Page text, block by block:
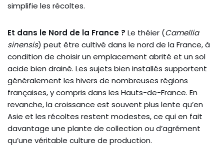
simplifie les récoltes.
Et dans le Nord de la France ? Le théier (Camellia
sinensis) peut être cultivé dans le nord de la France, à
condition de choisir un emplacement abrité et un sol
acide bien drainé. Les sujets bien installés supportent
généralement les hivers de nombreuses régions
françaises, y compris dans les Hauts-de-France. En
revanche, la croissance est souvent plus lente qu’en
Asie et les récoltes restent modestes, ce qui en fait
davantage une plante de collection ou d’agrément
qu’une véritable culture de production.